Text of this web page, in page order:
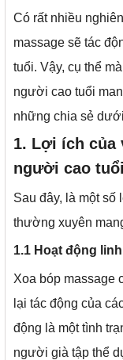
Có rất nhiều
massage sẽ tác
tuổi. Vậy, cụ thể
người cao tuổi
những chia sẻ
1. Lợi ích của
người cao tuổi
Sau đây, là một
thường xuyên
1.1 Hoạt động
Xoa bóp massage
lại tác động của
động là một tình
người già tập thể